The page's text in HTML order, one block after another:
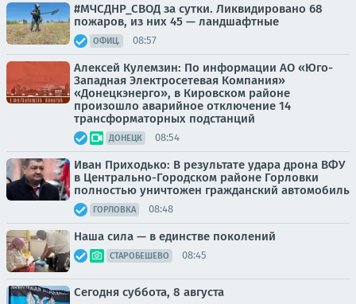
#МЧСДНР_СВОД за сутки. Ликвидировано 68
пожаров, из них 45 — ландшафтные
ОФИЦ. 08:57
Алексей Кулемзин: По информации АО «Юго-
Западная Электросетевая Компания»
«Донецкэнерго», в Кировском районе
произошло аварийное отключение 14
трансформаторных подстанций
ДОНЕЦК 08:54
Иван Приходько: В результате удара дрона ВФУ
в Центрально-Городском районе Горловки
полностью уничтожен гражданский автомобиль
ГОРЛОВКА 08:48
Наша сила — в единстве поколений
СТАРОБЕШЕВО 08:45
Сегодня суббота, 8 августа